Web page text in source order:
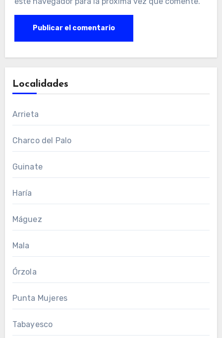
Localidades
Arrieta
Charco del Palo
Guinate
Haría
Máguez
Mala
Órzola
Punta Mujeres
Tabayesco